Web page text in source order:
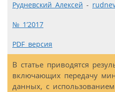
Рудневский Алексей -
№ 1’2017
PDF версия
В статье приводятся
включающих передачу
данных, с